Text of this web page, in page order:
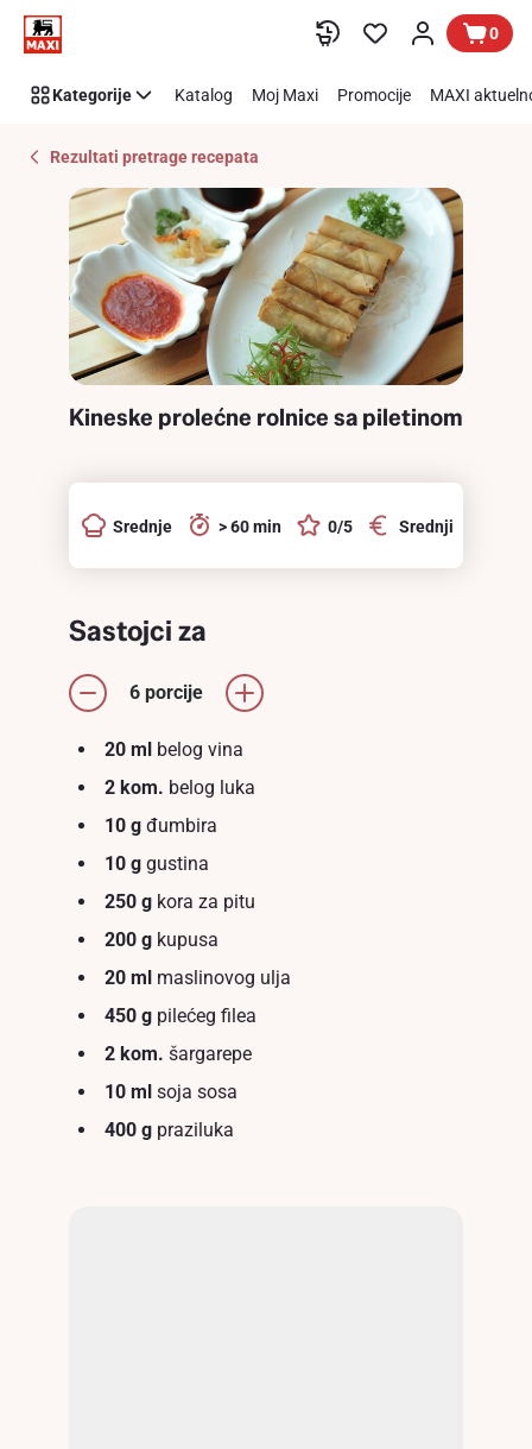
Preskoči link
Recipe
Details
0
Kategorije Katalog Moj Maxi Promocije MAXI
Rezultati pretrage recepata
Kineske prolećne rolnice sa piletinom
Srednje > 60 min 0/5 Srednji
Sastojci za
6 porcije
20 ml belog vina
2 kom. belоg luka
10 g đumbira
10 g gustina
250 g kora za pitu
200 g kupusa
20 ml maslinovog ulja
450 g pilećeg filea
2 kom. šargarepe
10 ml soja sosa
400 g praziluka